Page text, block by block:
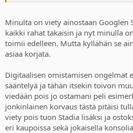
Minulta on viety ainostaan Googlen
kaikki rahat takaisin ja nyt minulla
toimii edelleen. Mutta kyllähän se
asiaa korjata.
Digitaalisen omistamisen ongelmat
sääntelyä ja tähän itsekin toivon
viedään pois jo ostamani peli
jonkinlainen korvaus tästä pitäisi
viety pois tuon Stadia lisäksi ja
eri kaupoissa sekä jokaisella